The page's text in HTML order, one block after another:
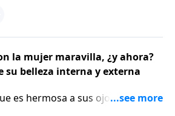
su familia de seis se salió de
turbulenta inundación repentina.
antes que la furgoneta
por las violentas aguas
la mujer maravilla, ¿y ahora?
su belleza interna y externa
es hermosa a sus ojos? Jess
esposo de una mujer